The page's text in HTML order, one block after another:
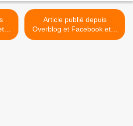
Article publié depuis
Overblog et Facebook et X
(Twitter) >